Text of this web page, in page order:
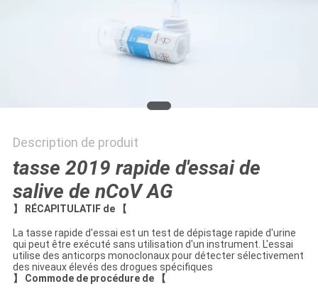
POLICY
Description de produit
tasse 2019 rapide d'essai de
salive de nCoV AG
】 RÉCAPITULATIF de 【
La tasse rapide d'essai est un test de dépistage rapide d'urine
qui peut être exécuté sans utilisation d'un instrument. L'essai
utilise des anticorps monoclonaux pour détecter sélectivement
des niveaux élevés des drogues spécifiques
】 Commode de procédure de 【